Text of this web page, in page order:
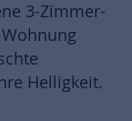
3-Zimmer-
Helligkeit.